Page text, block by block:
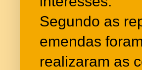
Segundo as
emendas
realizaram as